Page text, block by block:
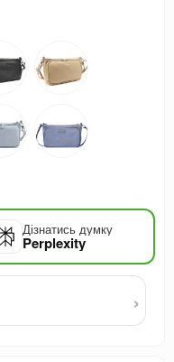
Дізнатись думку
Perplexity
›